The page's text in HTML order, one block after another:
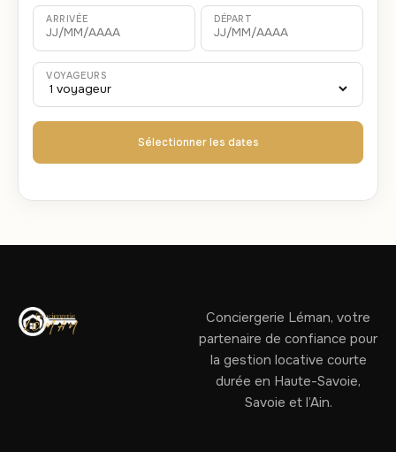
ARRIVÉE DÉPART
VOYAGEURS
Sélectionner les dates
Conciergerie Léman, votre
partenaire de confiance pour
la gestion locative courte
durée en Haute-Savoie,
Savoie et l’Ain.